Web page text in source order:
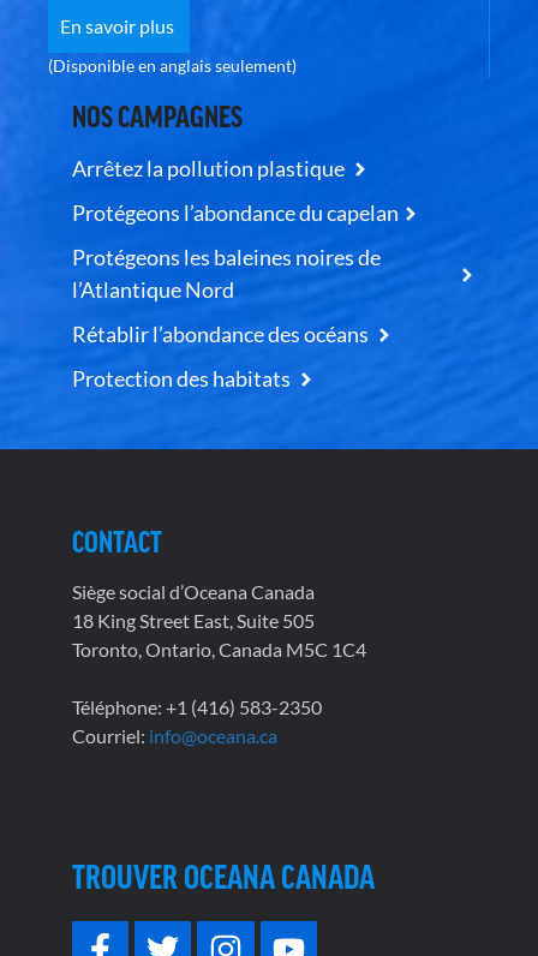
En savoir plus
(Disponible en anglais seulement)
NOS CAMPAGNES
Arrêtez la pollution plastique
Protégeons l’abondance du capelan
Protégeons les baleines noires de
l’Atlantique Nord
Rétablir l’abondance des océans
Protection des habitats
CONTACT
Siège social d’Oceana Canada
18 King Street East, Suite 505
Toronto, Ontario, Canada M5C 1C4
Téléphone: +1 (416) 583-2350
Courriel: info@oceana.ca
TROUVER OCEANA CANADA